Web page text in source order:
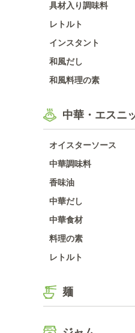
具材入り調味料
レトルト
インスタント
和風だし
和風料理の素
中華・エスニ
オイスターソース
中華調味料
香味油
中華だし
中華食材
料理の素
レトルト
麺